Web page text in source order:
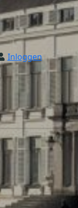
Inloggen